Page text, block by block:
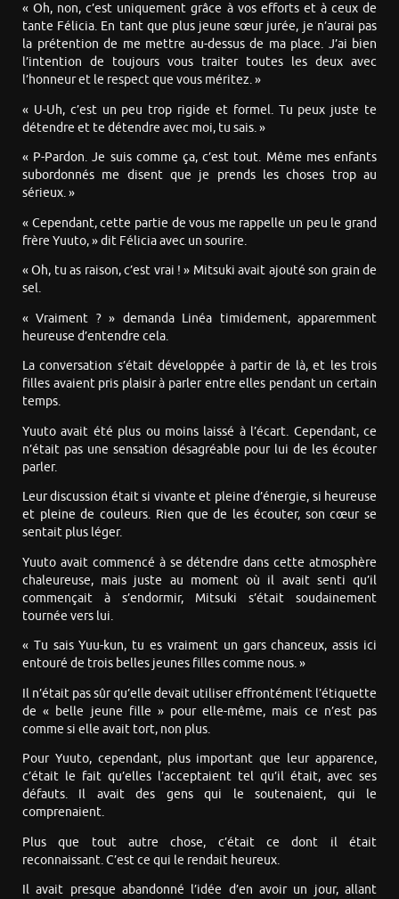
« Oh, non, c’est uniquement grâce à vos efforts et à ceux de
tante Félicia. En tant que plus jeune sœur jurée, je n’aurai pas
la prétention de me mettre au-dessus de ma place. J’ai bien
l’intention de toujours vous traiter toutes les deux avec
l’honneur et le respect que vous méritez. »
« U-Uh, c’est un peu trop rigide et formel. Tu peux juste te
détendre et te détendre avec moi, tu sais. »
« P-Pardon. Je suis comme ça, c’est tout. Même mes enfants
subordonnés me disent que je prends les choses trop au
sérieux. »
« Cependant, cette partie de vous me rappelle un peu le grand
frère Yuuto, » dit Félicia avec un sourire.
« Oh, tu as raison, c’est vrai ! » Mitsuki avait ajouté son grain de
sel.
« Vraiment ? » demanda Linéa timidement, apparemment
heureuse d’entendre cela.
La conversation s’était développée à partir de là, et les trois
filles avaient pris plaisir à parler entre elles pendant un certain
temps.
Yuuto avait été plus ou moins laissé à l’écart. Cependant, ce
n’était pas une sensation désagréable pour lui de les écouter
parler.
Leur discussion était si vivante et pleine d’énergie, si heureuse
et pleine de couleurs. Rien que de les écouter, son cœur se
sentait plus léger.
Yuuto avait commencé à se détendre dans cette atmosphère
chaleureuse, mais juste au moment où il avait senti qu’il
commençait à s’endormir, Mitsuki s’était soudainement
tournée vers lui.
« Tu sais Yuu-kun, tu es vraiment un gars chanceux, assis ici
entouré de trois belles jeunes filles comme nous. »
Il n’était pas sûr qu’elle devait utiliser effrontément l’étiquette
de « belle jeune fille » pour elle-même, mais ce n’est pas
comme si elle avait tort, non plus.
Pour Yuuto, cependant, plus important que leur apparence,
c’était le fait qu’elles l’acceptaient tel qu’il était, avec ses
défauts. Il avait des gens qui le soutenaient, qui le
comprenaient.
Plus que tout autre chose, c’était ce dont il était
reconnaissant. C’est ce qui le rendait heureux.
Il avait presque abandonné l’idée d’en avoir un jour, allant